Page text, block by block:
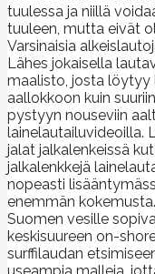
tuulessa ja niillä
tuuleen, mutta eivät
Varsinaisia
Lähes jokaisella
maalisto, josta löytyy
aallokkoon kuin
pystyyn nouseviin
lainelautailuvideoilla.
jalat jalkalenkeissä
jalkalenkkejä
nopeasti
enemmän kokemusta.
Suomen vesille
keskisuureen on-
surffilaudan